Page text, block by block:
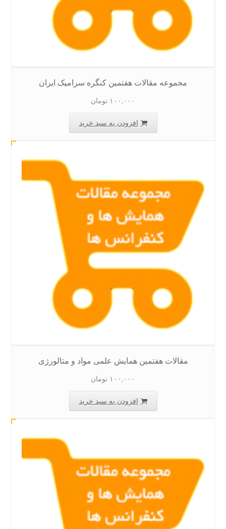
مجموعه مقالات هفتمین کنگره سرامیک ایران
۱۰۰,۰۰۰ تومان
افزودن به سبد خرید
مقالات هفتمین همایش علمی مواد و متالورژی
۱۰۰,۰۰۰ تومان
افزودن به سبد خرید